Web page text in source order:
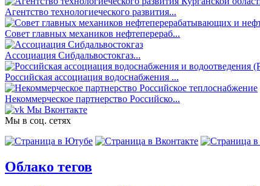
Агентство технологиеческого развития...
Совет главных механиков нефтеперераб...
Ассоциация Сибдальвостокгаз...
Российская ассоциация водоснабжения ...
Некоммерческое партнерство Российско...
Мы Вконтакте
Мы в соц. сетях
Облако тегов